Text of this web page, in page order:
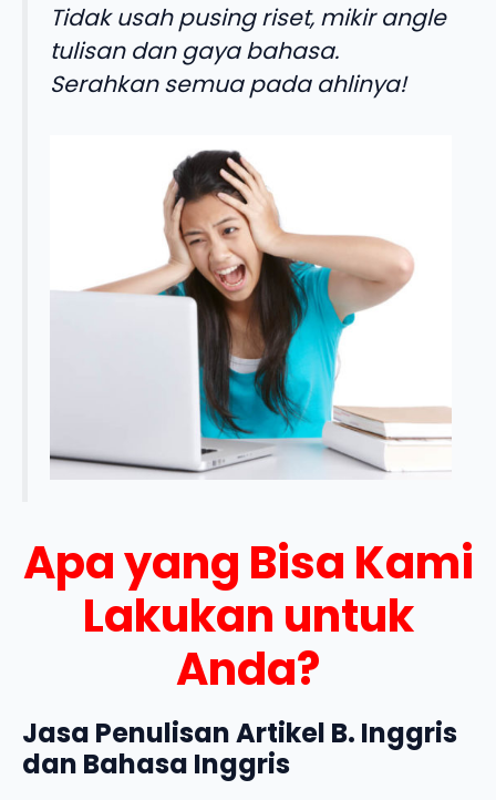
Tidak usah pusing riset, mikir angle
tulisan dan gaya bahasa.
Serahkan semua pada ahlinya!
Apa yang Bisa Kami
Lakukan untuk
Anda?
Jasa Penulisan Artikel B. Inggris
dan Bahasa Inggris